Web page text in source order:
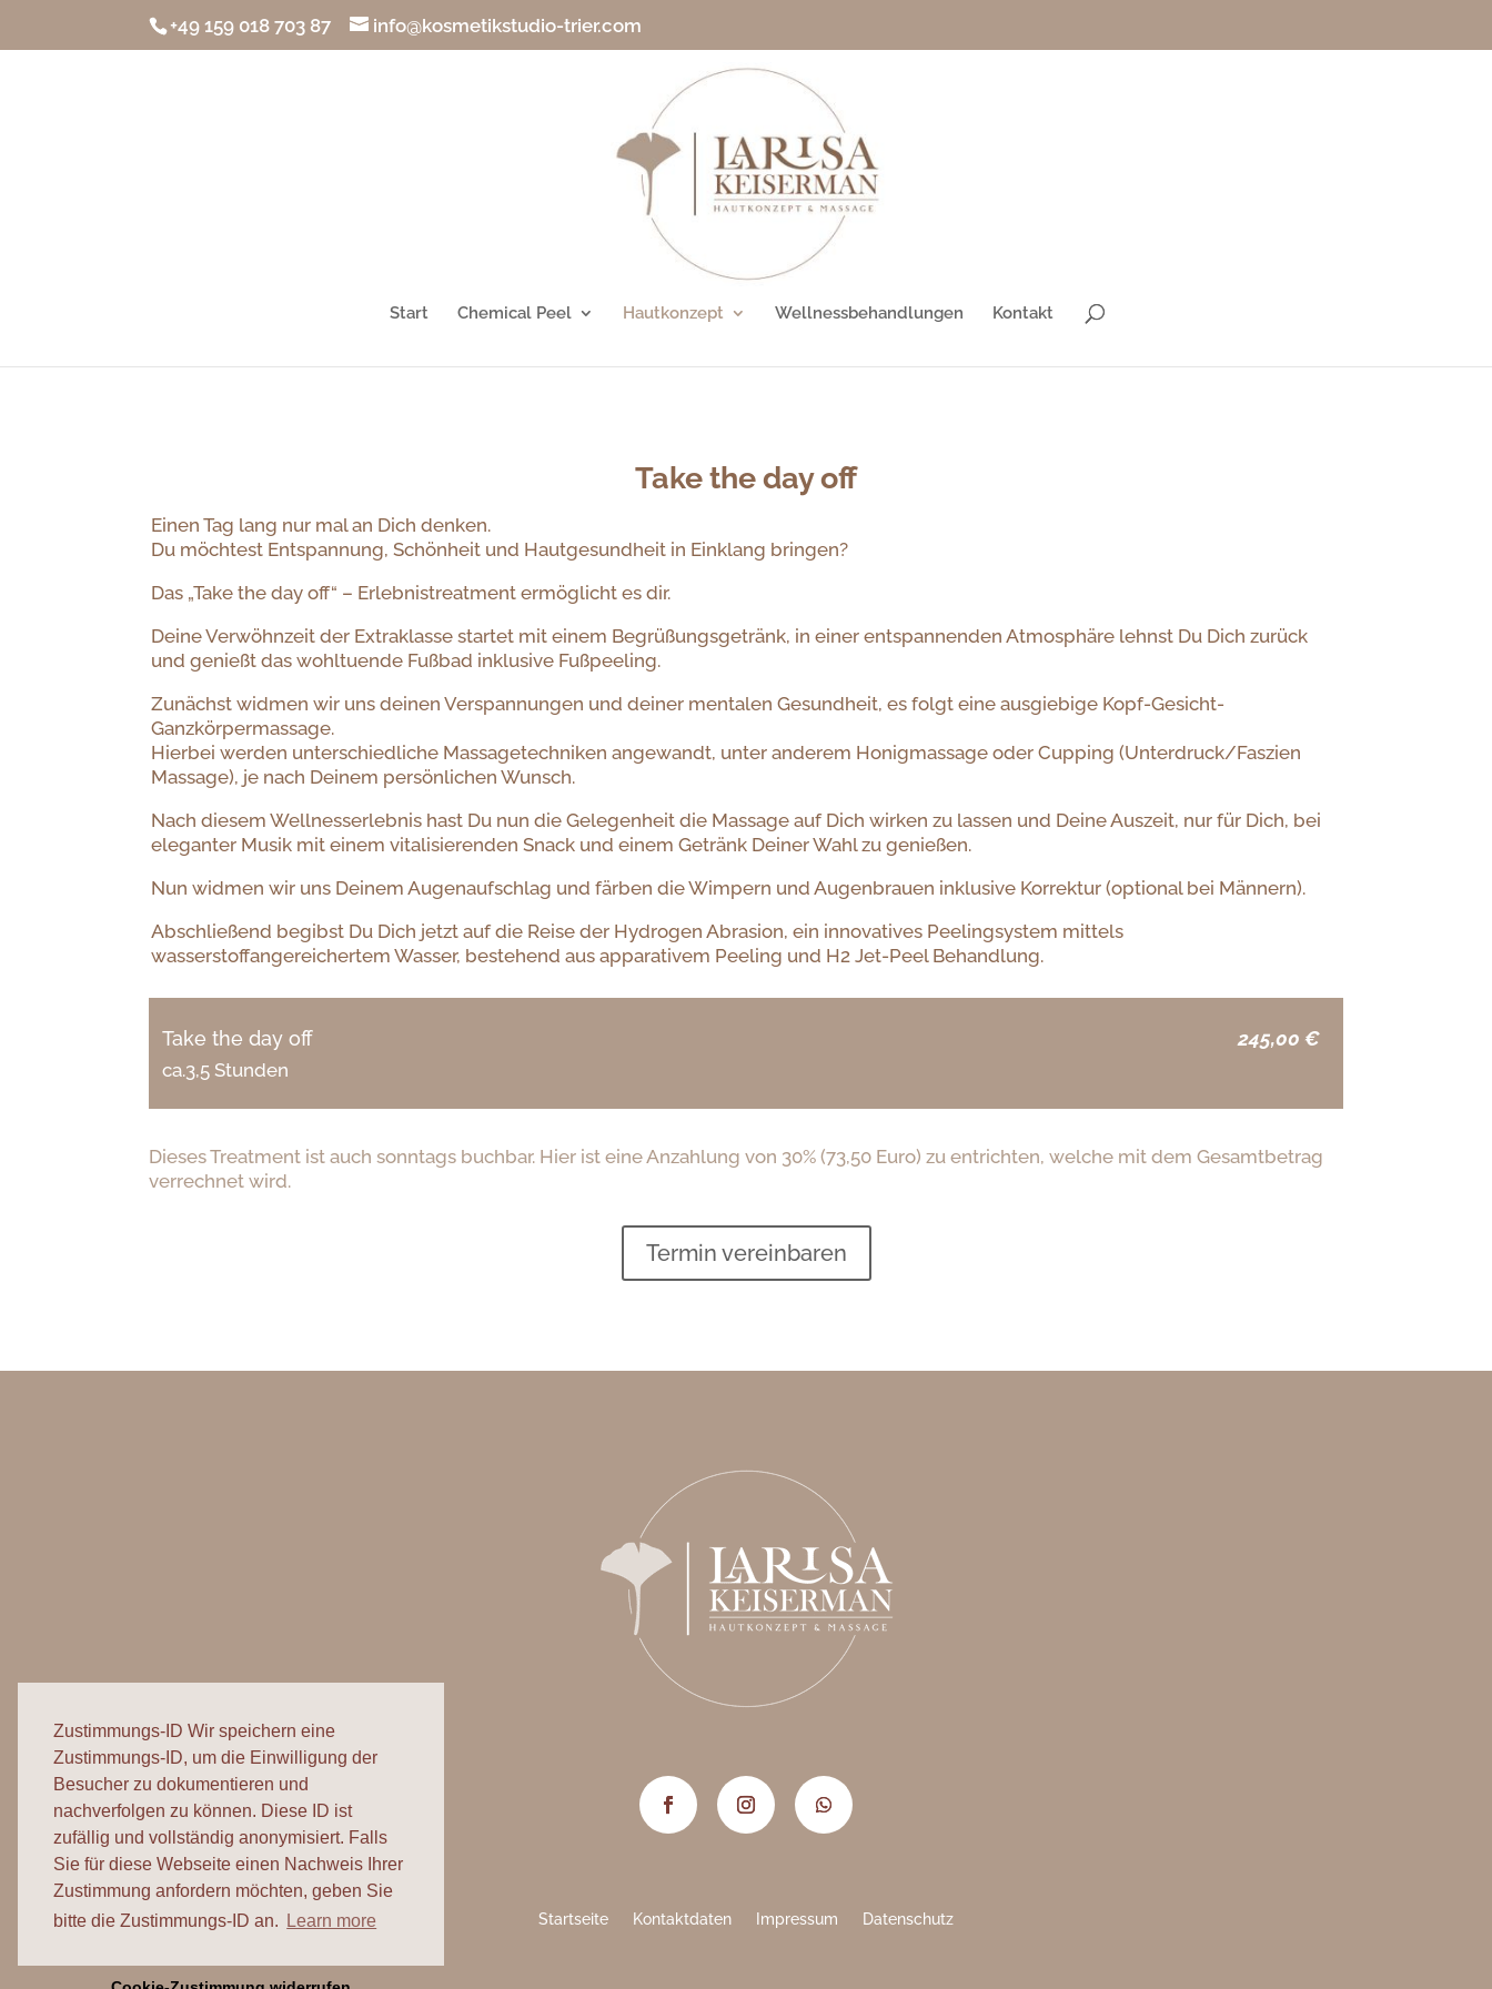
Zustimmungs-ID Wir speichern eine
Zustimmungs-ID, um die Einwilligung der
Besucher zu dokumentieren und
nachverfolgen zu können. Diese ID ist
zufällig und vollständig anonymisiert. Falls
Sie für diese Webseite einen Nachweis Ihrer
Zustimmung anfordern möchten, geben Sie
bitte die Zustimmungs-ID an.
Learn more
+49 159 018 703 87 info@kosmetikstudio-trier.com
Start Chemical Peel Hautkonzept Wellnessbehandlungen Kontakt
Take the day off
Einen Tag lang nur mal an Dich denken.
Du möchtest Entspannung, Schönheit und Hautgesundheit in Einklang bringen?
Das „Take the day off“ – Erlebnistreatment ermöglicht es dir.
Deine Verwöhnzeit der Extraklasse startet mit einem Begrüßungsgetränk, in einer entspannenden Atmosphäre lehnst Du Dich zurück
und genießt das wohltuende Fußbad inklusive Fußpeeling.
Zunächst widmen wir uns deinen Verspannungen und deiner mentalen Gesundheit, es folgt eine ausgiebige Kopf-Gesicht-
Ganzkörpermassage.
Hierbei werden unterschiedliche Massagetechniken angewandt, unter anderem Honigmassage oder Cupping (Unterdruck/Faszien
Massage), je nach Deinem persönlichen Wunsch.
Nach diesem Wellnesserlebnis hast Du nun die Gelegenheit die Massage auf Dich wirken zu lassen und Deine Auszeit, nur für Dich, bei
eleganter Musik mit einem vitalisierenden Snack und einem Getränk Deiner Wahl zu genießen.
Nun widmen wir uns Deinem Augenaufschlag und färben die Wimpern und Augenbrauen inklusive Korrektur (optional bei Männern).
Abschließend begibst Du Dich jetzt auf die Reise der Hydrogen Abrasion, ein innovatives Peelingsystem mittels
wasserstoffangereichertem Wasser, bestehend aus apparativem Peeling und H2 Jet-Peel Behandlung.
Take the day off
ca.3,5 Stunden
245,00 €
Dieses Treatment ist auch sonntags buchbar. Hier ist eine Anzahlung von 30% (73,50 Euro) zu entrichten, welche mit dem Gesamtbetrag
verrechnet wird.
Termin vereinbaren
Startseite Kontaktdaten Impressum Datenschutz